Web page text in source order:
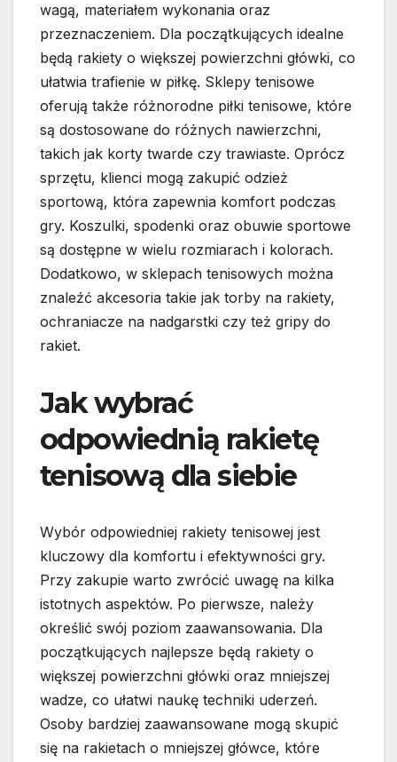
wagą, materiałem wykonania oraz
przeznaczeniem. Dla początkujących idealne
będą rakiety o większej powierzchni główki, co
ułatwia trafienie w piłkę. Sklepy tenisowe
oferują także różnorodne piłki tenisowe, które
są dostosowane do różnych nawierzchni,
takich jak korty twarde czy trawiaste. Oprócz
sprzętu, klienci mogą zakupić odzież
sportową, która zapewnia komfort podczas
gry. Koszulki, spodenki oraz obuwie sportowe
są dostępne w wielu rozmiarach i kolorach.
Dodatkowo, w sklepach tenisowych można
znaleźć akcesoria takie jak torby na rakiety,
ochraniacze na nadgarstki czy też gripy do
rakiet.
Jak wybrać
odpowiednią rakietę
tenisową dla siebie
Wybór odpowiedniej rakiety tenisowej jest
kluczowy dla komfortu i efektywności gry.
Przy zakupie warto zwrócić uwagę na kilka
istotnych aspektów. Po pierwsze, należy
określić swój poziom zaawansowania. Dla
początkujących najlepsze będą rakiety o
większej powierzchni główki oraz mniejszej
wadze, co ułatwi naukę techniki uderzeń.
Osoby bardziej zaawansowane mogą skupić
się na rakietach o mniejszej główce, które